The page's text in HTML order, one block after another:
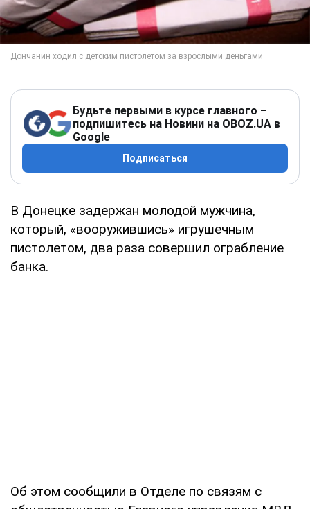
Будьте первыми в курсе главного –
подпишитесь на Новини на OBOZ.UA в
Google
Подписаться
В Донецке задержан молодой мужчина,
который, «вооружившись» игрушечным
пистолетом, два раза совершил ограбление
банка.
Об этом сообщили в Отделе по связям с